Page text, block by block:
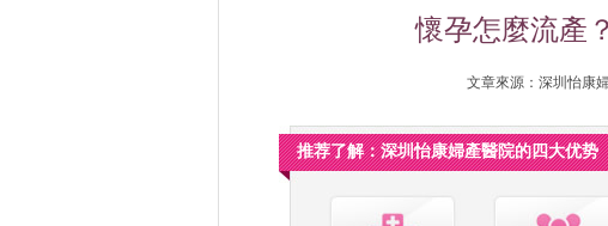
懷孕怎麼流產
文章來源：深圳怡康
推荐了解：深圳怡康婦產醫院的四大优势